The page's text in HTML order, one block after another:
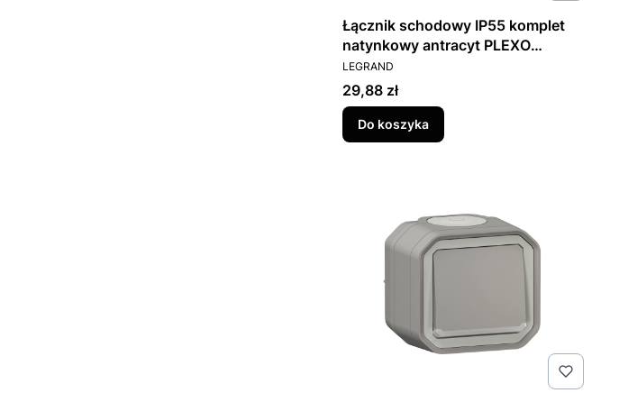
Łącznik schodowy IP55 komplet
natynkowy antracyt PLEXO
069761L
PRODUCENT
LEGRAND
Cena
29,88 zł
Do koszyka